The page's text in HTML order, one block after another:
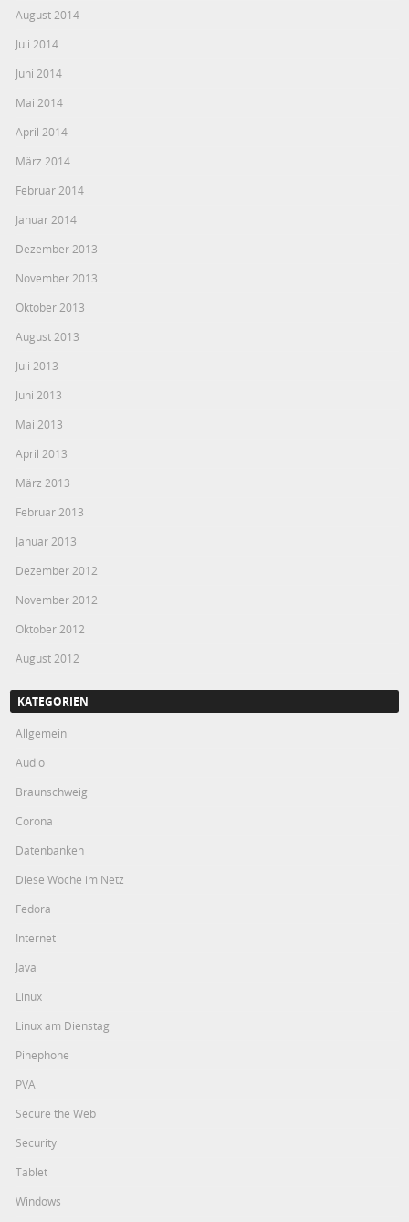
August 2014
Juli 2014
Juni 2014
Mai 2014
April 2014
März 2014
Februar 2014
Januar 2014
Dezember 2013
November 2013
Oktober 2013
August 2013
Juli 2013
Juni 2013
Mai 2013
April 2013
März 2013
Februar 2013
Januar 2013
Dezember 2012
November 2012
Oktober 2012
August 2012
KATEGORIEN
Allgemein
Audio
Braunschweig
Corona
Datenbanken
Diese Woche im Netz
Fedora
Internet
Java
Linux
Linux am Dienstag
Pinephone
PVA
Secure the Web
Security
Tablet
Windows